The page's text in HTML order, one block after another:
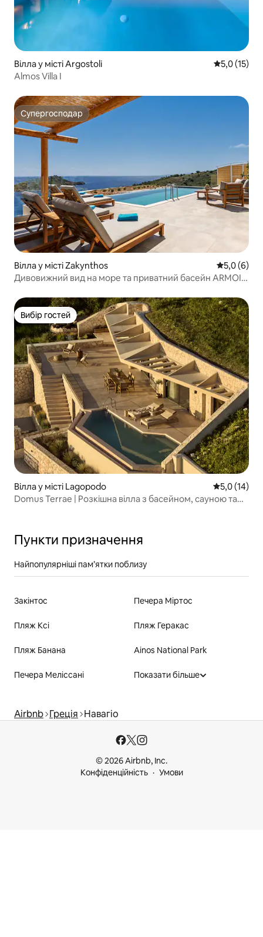
Вілла у місті Argostoli Середня
5,0 (15)
Almos Villa I
Супергосподар
Супергосподар
Вілла у місті Zakynthos Середня
5,0 (6)
Дивовижний вид на море та приватний басейн ARMOI
Вибір гостей
Вибір гостей
Вілла у місті Lagopodo Середня
5,0 (14)
Domus Terrae | Розкішна вілла з басейном, сауною та
Пункти призначення
Найпопулярніші пам’ятки поблизу
Закінтос Печера Міртос
Пляж Ксі Пляж Геракас
Пляж Банана Ainos National Park
Печера Меліссані Показати більше
Airbnb Греція Навагіо
© 2026 Airbnb, Inc.
Конфіденційність
Умови